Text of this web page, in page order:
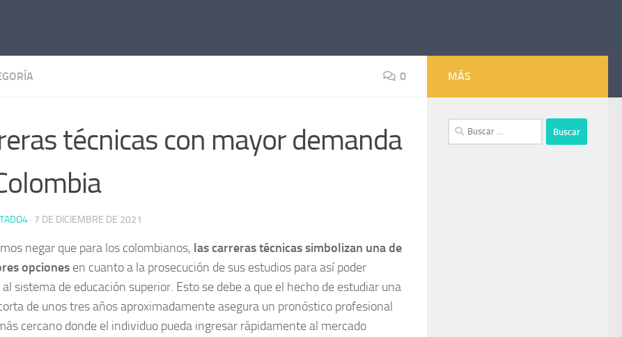
0
técnicas con mayor demanda
· 7 DE DICIEMBRE DE 2021
negar que para los colombianos, las carreras técnicas simbolizan una de
opciones en cuanto a la prosecución de sus estudios para así poder
sistema de educación superior. Esto se debe a que el hecho de estudiar una
de unos tres años aproximadamente asegura un pronóstico profesional
cercano donde el individuo pueda ingresar rápidamente al mercado
MÁS
Buscar: